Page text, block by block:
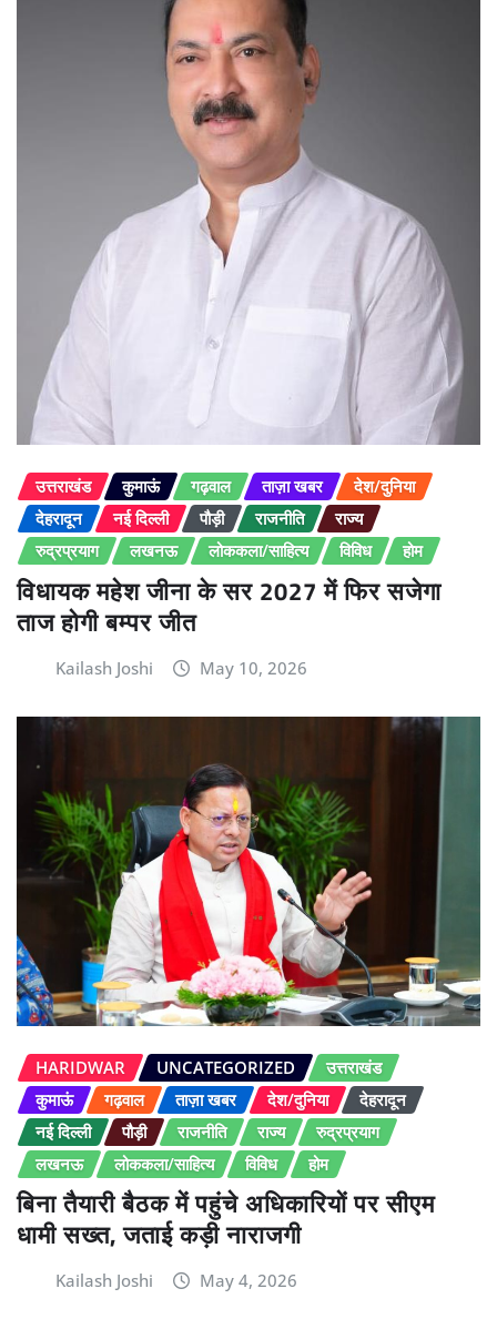
उत्तराखंड कुमाऊं गढ़वाल ताज़ा खबर
देश/दुनिया
देहरादून
नई दिल्ली पौड़ी राजनीति
राज्य
रुद्रप्रयाग
लखनऊ लोककला/साहित्य विविध होम
विधायक महेश जीना के सर 2027 में फिर सजेगा
ताज होगी बम्पर जीत
Kailash Joshi May 10, 2026
HARIDWAR UNCATEGORIZED
उत्तराखंड
कुमाऊं
गढ़वाल ताज़ा खबर देश/दुनिया
देहरादून
नई दिल्ली
पौड़ी राजनीति राज्य
रुद्रप्रयाग
लखनऊ
लोककला/साहित्य विविध होम
बिना तैयारी बैठक में पहुंचे अधिकारियों पर सीएम
धामी सख्त, जताई कड़ी नाराजगी
Kailash Joshi May 4, 2026